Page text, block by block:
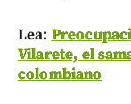
Lea:
Vilarete, el
colombiano